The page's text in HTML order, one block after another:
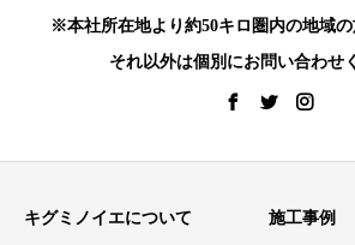
※本社所在地より約50キロ圏内の地域の
それ以外は個別にお問い合わせ
キグミノイエについて 施工事例